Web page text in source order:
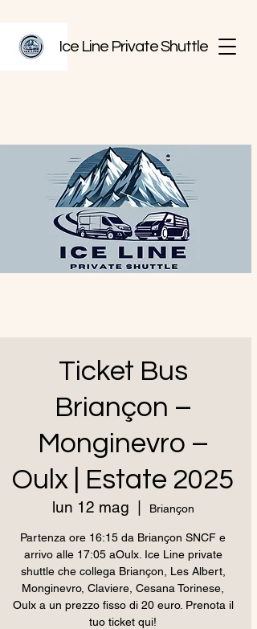
Ice Line Private Shuttle
Ticket Bus
Briançon –
Monginevro –
Oulx | Estate 2025
lun 12 mag Briançon
Partenza ore 16:15 da Briançon SNCF e
arrivo alle 17:05 aOulx. Ice Line private
shuttle che collega Briançon, Les Albert,
Monginevro, Claviere, Cesana Torinese,
Oulx a un prezzo fisso di 20 euro. Prenota il
tuo ticket qui!